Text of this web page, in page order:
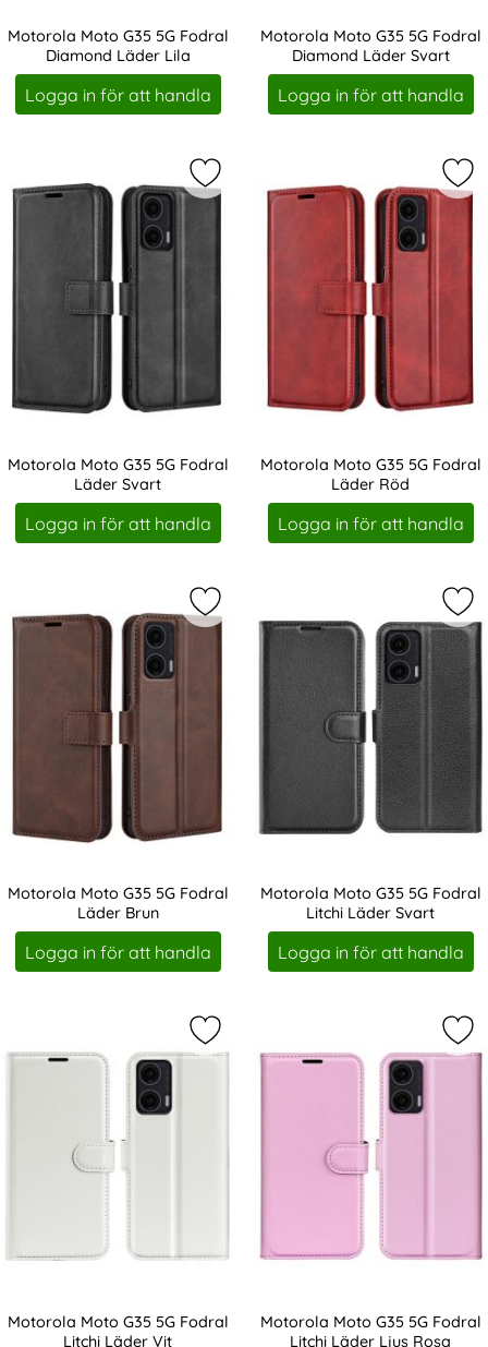
Motorola Moto G35 5G Fodral
Diamond Läder Lila
Art. nr 237148
Logga in för att handla
Motorola Moto G35 5G Fodral
Diamond Läder Svart
Art. nr 237149
Logga in för att handla
Motorola Moto G35 5G Fodral
Läder Svart
Art. nr 237161
Logga in för att handla
Markera motorola Moto G35 5G
Motorola Moto G35 5G Fodral
Läder Röd
Art. nr 237162
Logga in för att handla
Motorola Moto G35 5G Fodral
Läder Brun
Art. nr 237163
Logga in för att handla
Markera motorola Moto G35 5G
Motorola Moto G35 5G Fodral
Litchi Läder Svart
Art. nr 237164
Logga in för att handla
Motorola Moto G35 5G Fodral
Litchi Läder Vit
Markera motorola Moto G35 5G
Motorola Moto G35 5G Fodral
Litchi Läder Ljus Rosa